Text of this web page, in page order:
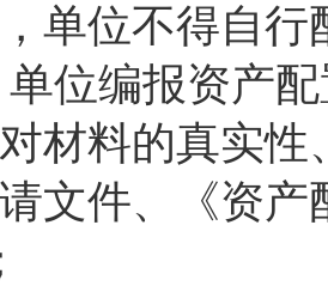
单位不得自
位编报资产
材料的真实
请文件、《资